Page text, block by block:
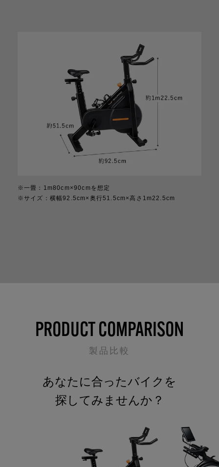
※一畳：1m80cm×90cmを想定
※サイズ：横幅92.5cm×奥行51.5cm×高さ1m22.5cm
PRODUCT COMPARISON
製品比較
あなたに合ったバイクを
探してみませんか？